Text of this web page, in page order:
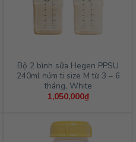
Bộ 2 bình sữa Hegen PPSU
240ml núm ti size M từ 3 – 6
tháng, White
1,050,000₫